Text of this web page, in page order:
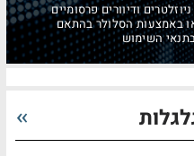
ודיוורים פרסומיים
באמצעות הסלולר בהתאם